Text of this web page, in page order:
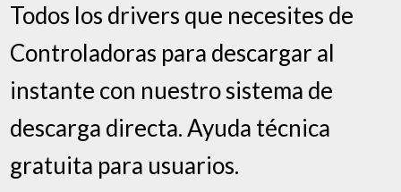
Todos los drivers que necesites de
Controladoras para descargar al
instante con nuestro sistema de
descarga directa. Ayuda técnica
gratuita para usuarios.